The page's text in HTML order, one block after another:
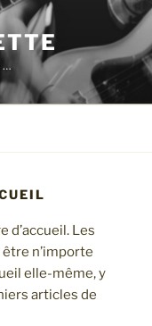
…
d’accueil. Les
n’importe
elle-même, y
articles de